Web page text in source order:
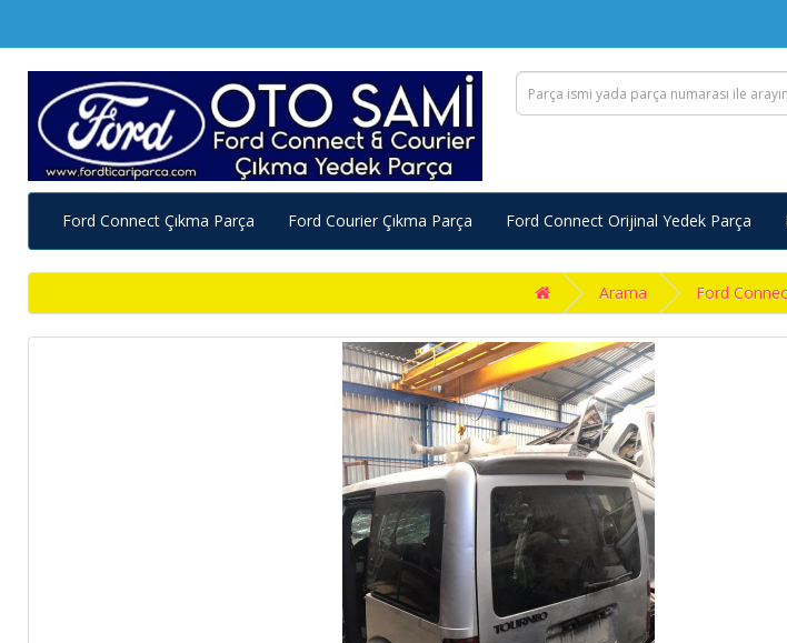
Ford Connect Çıkma Parça Ford Courier Çıkma Parça Ford Connect Orijinal Yedek Parça
Arama Ford